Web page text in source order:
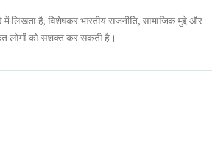
लिखता है, विशेषकर भारतीय राजनीति, सामाजिक मुद्दे और
लोगों को सशक्त कर सकती है।